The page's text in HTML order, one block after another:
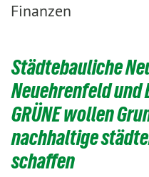
Finanzen
Städtebauliche
Neuehrenfeld
GRÜNE wollen
nachhaltige
schaffen